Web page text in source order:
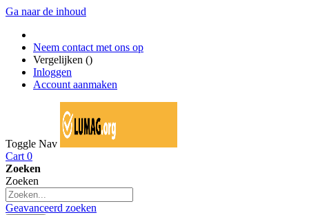
Ga naar de inhoud
Neem contact met ons op
Vergelijken ()
Inloggen
Account aanmaken
Toggle Nav
Cart 0
Zoeken
Zoeken
Geavanceerd zoeken